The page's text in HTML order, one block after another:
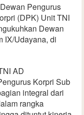
Pengurus
(DPK) Unit TNI
Dewan
IX/Udayana, di
AD
Korpri Sub
integral dari
rangka